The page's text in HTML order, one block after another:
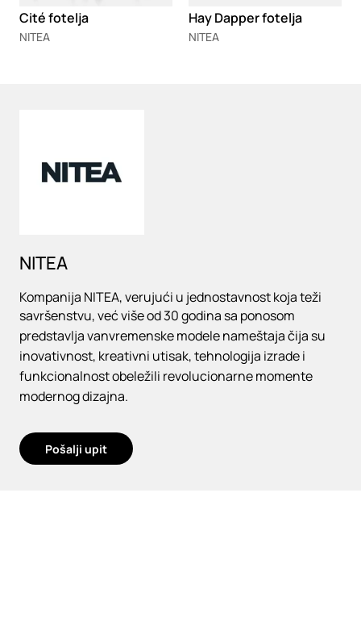
Cité fotelja
NITEA
Hay Dapper fotelja
NITEA
NITEA
Kompanija NITEA, verujući u jednostavnost koja teži
savršenstvu, već više od 30 godina sa ponosom
predstavlja vanvremenske modele nameštaja čija su
inovativnost, kreativni utisak, tehnologija izrade i
funkcionalnost obeležili revolucionarne momente
modernog dizajna.
Pošalji upit